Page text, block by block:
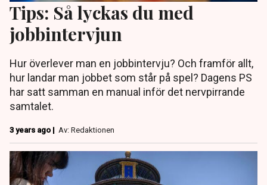
Tips: Så lyckas du med
jobbintervjun
Hur överlever man en jobbintervju? Och framför allt,
hur landar man jobbet som står på spel? Dagens PS
har satt samman en manual inför det nervpirrande
samtalet.
3 years ago | Av: Redaktionen